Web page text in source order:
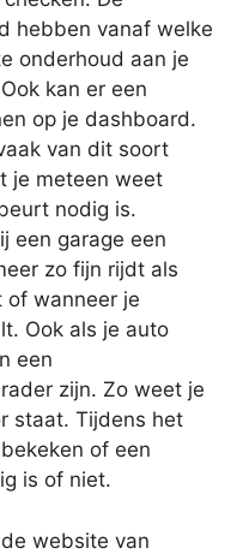
hebben vanaf welke
onderhoud aan je
kan er een
op je dashboard.
van dit soort
je meteen weet
nodig is.
een garage een
zo fijn rijdt als
of wanneer je
Ook als je auto
een
zijn. Zo weet je
staat. Tijdens het
of een
is of niet.
website van